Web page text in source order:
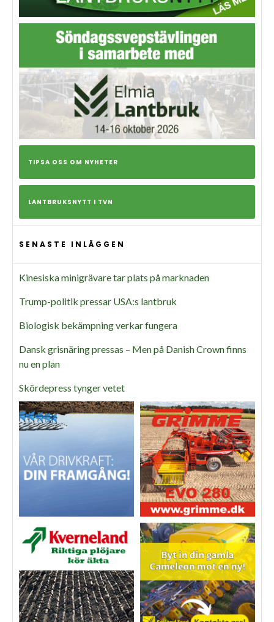
TIPSA OSS OM NYHETER
LANTBRUKSNYTT I TVN
SENASTE INLÄGGEN
Kinesiska minigrävare tar plats på marknaden
Trump-politik pressar USA:s lantbruk
Biologisk bekämpning verkar fungera
Dansk grisnäring pressas – Men på Danish Crown finns
nu en plan
Skördepress tynger vetet